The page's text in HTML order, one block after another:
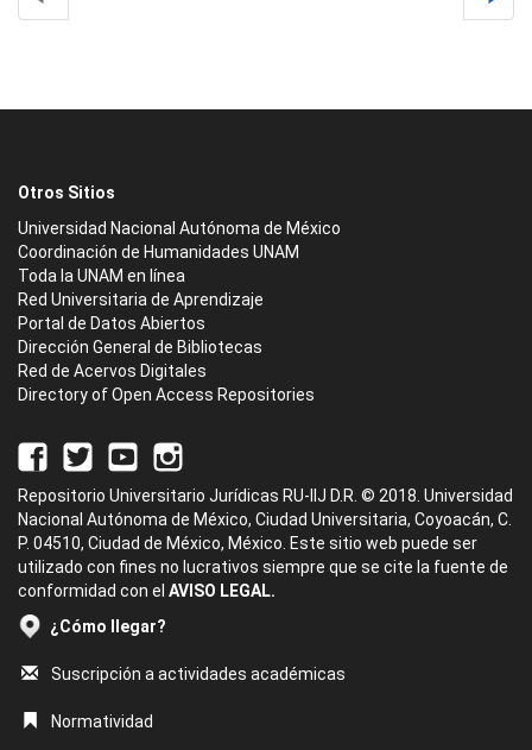
Otros Sitios
Universidad Nacional Autónoma de México
Coordinación de Humanidades UNAM
Toda la UNAM en línea
Red Universitaria de Aprendizaje
Portal de Datos Abiertos
Dirección General de Bibliotecas
Red de Acervos Digitales
Directory of Open Access Repositories
Repositorio Universitario Jurídicas RU-IIJ D.R. © 2018. Universidad
Nacional Autónoma de México, Ciudad Universitaria, Coyoacán, C.
P. 04510, Ciudad de México, México. Este sitio web puede ser
utilizado con fines no lucrativos siempre que se cite la fuente de
conformidad con el AVISO LEGAL.
¿Cómo llegar?
Suscripción a actividades académicas
Normatividad